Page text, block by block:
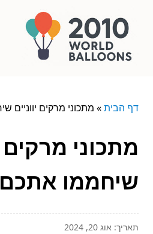
דף הבית» מתכוני מרקים יווניים
מתכוני מרקים
שיחממו
תאריך: אוג 20, 2024